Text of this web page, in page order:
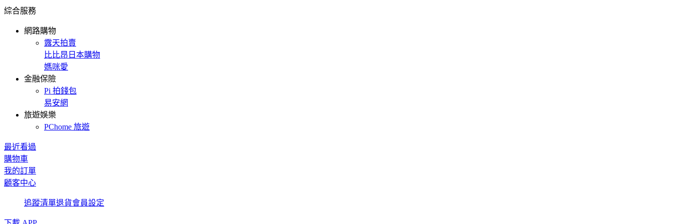
綜合服務
網路購物
露天拍賣
比比昂日本購物
媽咪愛
金融保險
Pi 拍錢包
易安網
旅遊娛樂
PChome 旅遊
最近看過
購物車
我的訂單
顧客中心
追蹤清單退貨會員設定